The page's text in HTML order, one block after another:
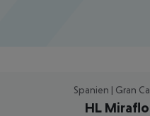
Spanien | Gran
HL